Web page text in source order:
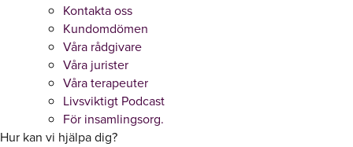
Kontakta oss
Kundomdömen
Våra rådgivare
Våra jurister
Våra terapeuter
Livsviktigt Podcast
För insamlingsorg.
Hur kan vi hjälpa dig?